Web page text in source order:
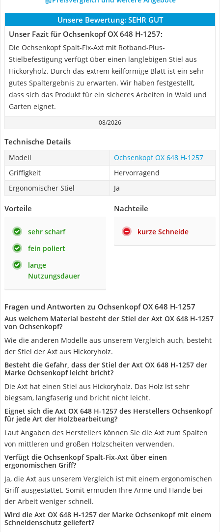
Unsere Bewertung: SEHR GUT
Unser Fazit für Ochsenkopf OX 648 H-1257:
Die Ochsenkopf Spalt-Fix-Axt mit Rotband-Plus-
Stielbefestigung verfügt über einen langlebigen Stiel aus
Hickoryholz. Durch das extrem keilförmige Blatt ist ein sehr
gutes Spaltergebnis zu erwarten. Wir haben festgestellt,
dass sich das Produkt für ein sicheres Arbeiten in Wald und
Garten eignet.
08/2026
Technische Details
Modell
Ochsenkopf OX 648 H-1257
Griffigkeit
Hervorragend
Ergonomischer Stiel
Ja
Vorteile
sehr scharf
fein poliert
lange
Nutzungsdauer
Nachteile
kurze Schneide
Fragen und Antworten zu Ochsenkopf OX 648 H-1257
Aus welchem Material besteht der Stiel der Axt OX 648 H-1257
von Ochsenkopf?
Wie die anderen Modelle aus unserem Vergleich auch, besteht
der Stiel der Axt aus Hickoryholz.
Besteht die Gefahr, dass der Stiel der Axt OX 648 H-1257 der
Marke Ochsenkopf leicht bricht?
Die Axt hat einen Stiel aus Hickoryholz. Das Holz ist sehr
biegsam, langfaserig und bricht nicht leicht.
Eignet sich die Axt OX 648 H-1257 des Herstellers Ochsenkopf
für jede Art der Holzbearbeitung?
Laut Angaben des Herstellers können Sie die Axt zum Spalten
von mittleren und großen Holzscheiten verwenden.
Verfügt die Ochsenkopf Spalt-Fix-Axt über einen
ergonomischen Griff?
Ja, die Axt aus unserem Vergleich ist mit einem ergonomischen
Griff ausgestattet. Somit ermüden Ihre Arme und Hände bei
der Arbeit weniger schnell.
Wird die Axt OX 648 H-1257 der Marke Ochsenkopf mit einem
Schneidenschutz geliefert?